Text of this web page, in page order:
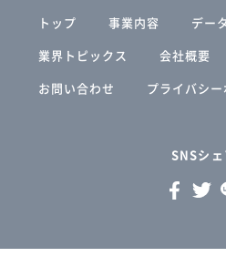
トップ 事業内容
デー
業界トピックス
会社概要
お問い合わせ
プライバシ
SNSシ